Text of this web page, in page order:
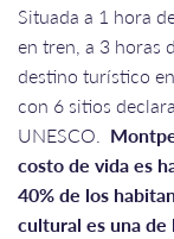
Situada a 1 hora
en tren, a 3 horas
destino turístico
con 6 sitios
UNESCO.
costo de vida es
40% de los
cultural es una de